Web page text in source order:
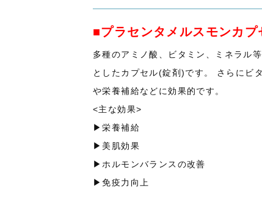
■プラセンタメルスモンカプ
多種のアミノ酸、ビタミン、ミネラル
としたカプセル(錠剤)です。 さらにビ
や栄養補給などに効果的です。
<主な効果>
▶栄養補給
▶美肌効果
▶ホルモンバランスの改善
▶免疫力向上